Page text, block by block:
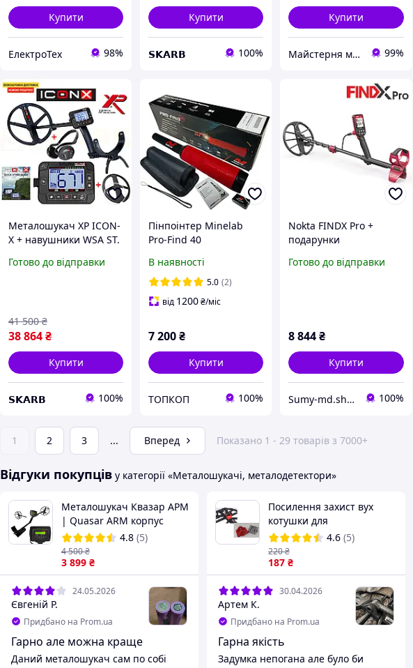
Купити
ЕлектроТех 98%
Купити
𝗦𝗞𝗔𝗥𝗕 100%
Купити
Майстерня металошукачів Миколи Полюховича (KonanP) 99%
Металошукач XP ICON-
X + навушники WSA ST.
Новинка 2026 року.
Готово до відправки
38 864₴
41 500 ₴
Купити
𝗦𝗞𝗔𝗥𝗕 100%
Пінпоінтер Minelab
Pro-Find 40
В наявності
5.0 (2)
від 1200₴/міс
7 200₴
Купити
ТОПКОП 100%
Nokta FINDX Pro +
подарунки
Готово до відправки
8 844₴
Купити
Sumy-md.shop 100%
1 2 3 ... Вперед Показано 1 - 29 товарів з 7000+
Відгуки покупців у категорії «Металошукачі, металодетектори»
Металошукач Квазар АРМ
| Quasar ARM корпус
PL2943 з дискримінацією
глибина 2м
4.8 (5)
3 899 ₴
4 500₴
24.05.2026
Євгеній Р.
Придбано на Prom.ua
Гарно але можна краще
Даний металошукач сам по собі
Посилення захист вух
котушки для
металошукачів Equinox
800 600 EQX 11
4.6 (5)
187 ₴
220₴
30.04.2026
Артем К.
Придбано на Prom.ua
Гарна якість
Задумка непогана але було би